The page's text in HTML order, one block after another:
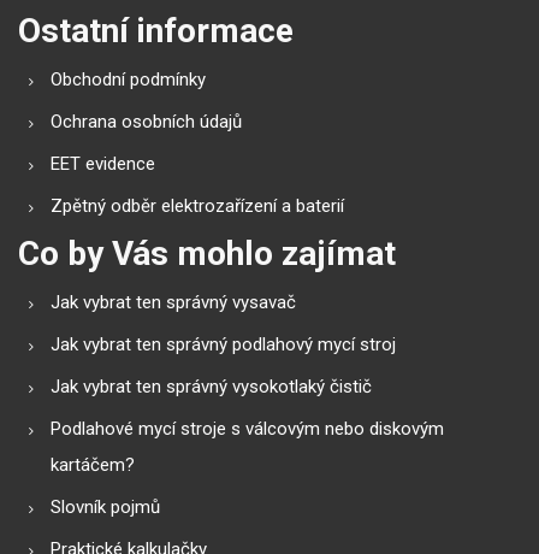
Ostatní informace
Obchodní podmínky
Ochrana osobních údajů
EET evidence
Zpětný odběr elektrozařízení a baterií
Co by Vás mohlo zajímat
Jak vybrat ten správný vysavač
Jak vybrat ten správný podlahový mycí stroj
Jak vybrat ten správný vysokotlaký čistič
Podlahové mycí stroje s válcovým nebo diskovým
kartáčem?
Slovník pojmů